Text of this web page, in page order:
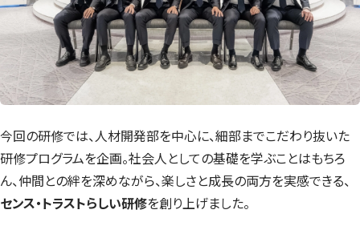
今回の研修では、人材開発部を中心に、細部までこだわり抜いた
研修プログラムを企画。社会人としての基礎を学ぶことはもちろ
ん、仲間との絆を深めながら、楽しさと成長の両方を実感できる、
センス・トラストらしい研修を創り上げました。